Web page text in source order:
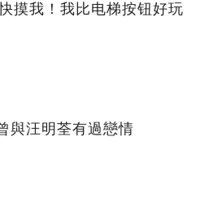
摸我！我比电梯按钮好玩
與汪明荃有過戀情